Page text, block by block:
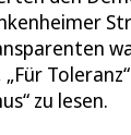
zu lesen.